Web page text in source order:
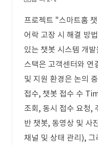
프로젝트 "스마트홈
어락 고장 시 해결 방
있는 챗봇 시스템 개
스택은 고객센터와 연
및 지원 환경은 논의
접수, 챗봇 접수 수
조회, 동시 접수 요청,
반 챗봇, 동영상 및 사
채널 및 상태 관리), 그